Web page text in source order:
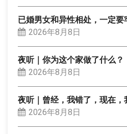
已婚男女和异性相处，一定要
2026年8月8日
夜听｜你为这个家做了什么？
2026年8月8日
夜听｜曾经，我错了，现在，
2026年8月8日